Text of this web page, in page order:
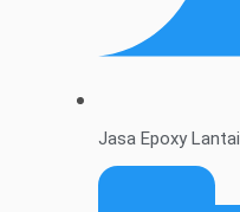
Jasa Epoxy Lantai